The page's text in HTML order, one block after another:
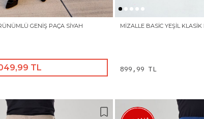
GENIŞ PAÇA SIYAH
TL
MIZALLE BASIC YEŞIL
899,99 TL